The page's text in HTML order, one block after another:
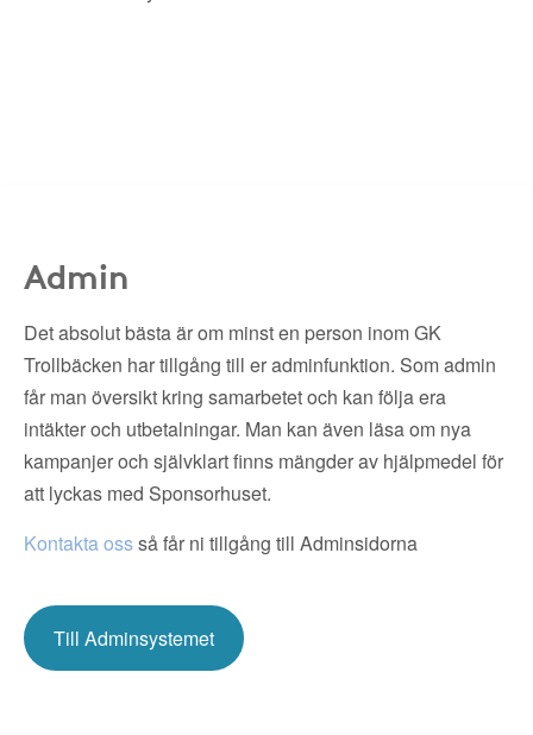
Admin
Det absolut bästa är om minst en person inom GK
Trollbäcken har tillgång till er adminfunktion. Som admin
får man översikt kring samarbetet och kan följa era
intäkter och utbetalningar. Man kan även läsa om nya
kampanjer och självklart finns mängder av hjälpmedel för
att lyckas med Sponsorhuset.
Kontakta ossså får ni tillgång till Adminsidorna
Till Adminsystemet